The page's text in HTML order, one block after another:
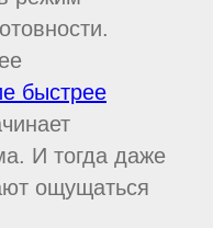
быстрее
И тогда даже
ощущаться